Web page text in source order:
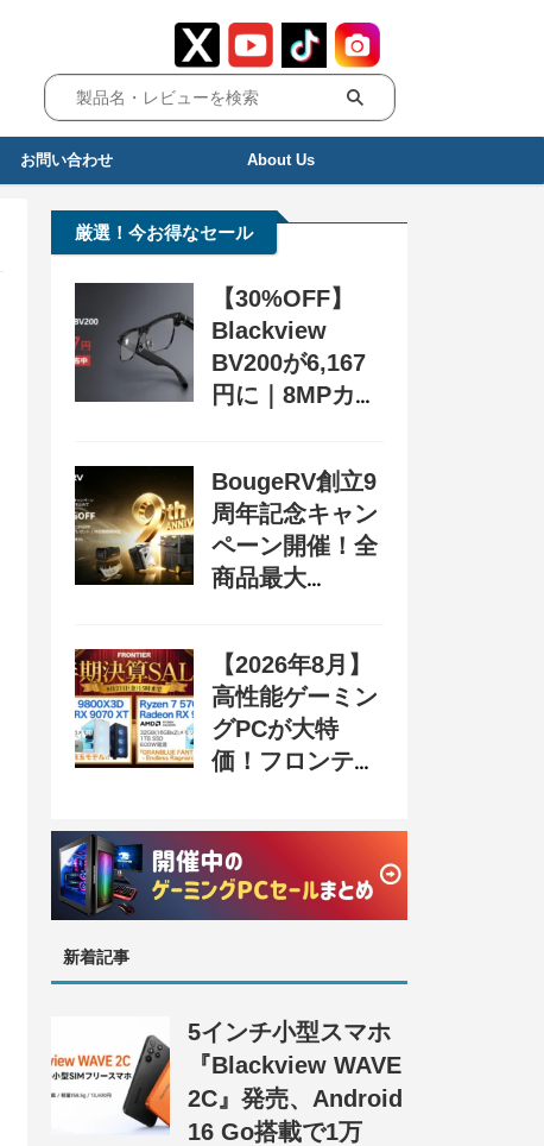
お問い合わせ About Us
厳選！今お得なセール
【30%OFF】
Blackview
BV200が6,167
円に｜8MPカメ
ン配布中
BougeRV創立9
周年記念キャン
ペーン開催！全
商品最大
31日まで
【2026年8月】
高性能ゲーミン
グPCが大特
価！フロンティ
SALE 奥義』開
催、セール情報
まとめ
新着記事
5インチ小型スマホ
『Blackview WAVE
2C』発売、Android
16 Go搭載で1万